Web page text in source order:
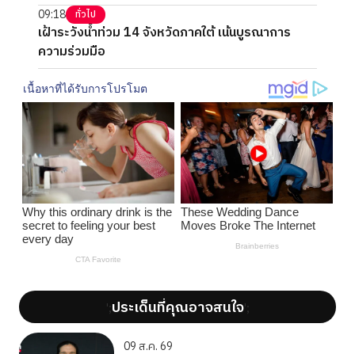
09:18 ทั่วไป
เฝ้าระวังน้ำท่วม 14 จังหวัดภาคใต้ เน้นบูรณาการ
ความร่วมมือ
';ประเด็นที่คุณอาจสนใจ';
09 ส.ค. 69